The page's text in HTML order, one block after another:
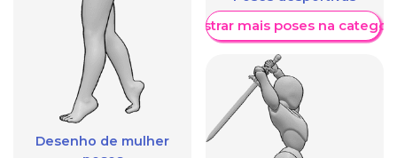
Desenho de mulher
Mostrar mais poses na